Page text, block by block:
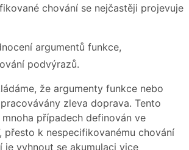
chování se nejčastěji projevuje
argumentů funkce,
podvýrazů.
že argumenty funkce nebo
zleva doprava. Tento
případech definován ve
přesto k nespecifikovanému chování
je vyhnout se akumulaci vice